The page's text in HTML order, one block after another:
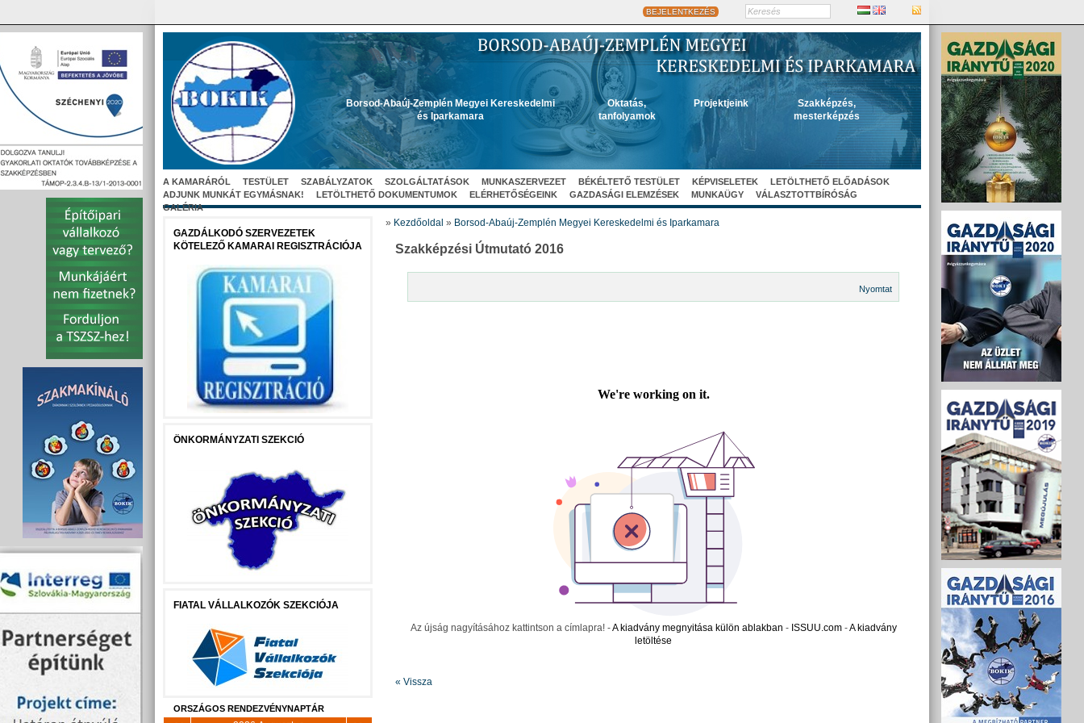
BEJELENTKEZÉS
Borsod-Abaúj-Zemplén Megyei Kereskedelmi
és Iparkamara
Oktatás,
tanfolyamok
Projektjeink
Szakképzés,
mesterképzés
A KAMARÁRÓL TESTÜLET SZABÁLYZATOK SZOLGÁLTATÁSOK MUNKASZERVEZET BÉKÉLTETŐ TESTÜLET KÉPVISELETEK
LETÖLTHETŐ ELŐADÁSOK
ADJUNK MUNKÁT EGYMÁSNAK!
LETÖLTHETŐ DOKUMENTUMOK ELÉRHETŐSÉGEINK GAZDASÁGI ELEMZÉSEK MUNKAÜGY
VÁLASZTOTTBÍRÓSÁG
GALÉRIA
GAZDÁLKODÓ SZERVEZETEK
KÖTELEZŐ KAMARAI REGISZTRÁCIÓJA
ÖNKORMÁNYZATI SZEKCIÓ
FIATAL VÁLLALKOZÓK SZEKCIÓJA
ORSZÁGOS RENDEZVÉNYNAPTÁR
» Kezdőoldal » Borsod-Abaúj-Zemplén Megyei Kereskedelmi és Iparkamara
Szakképzési Útmutató 2016
Nyomtat
Az újság nagyításához kattintson a címlapra! -A kiadvány megnyitása külön ablakban - ISSUU.com-A kiadvány
letöltése
« Vissza